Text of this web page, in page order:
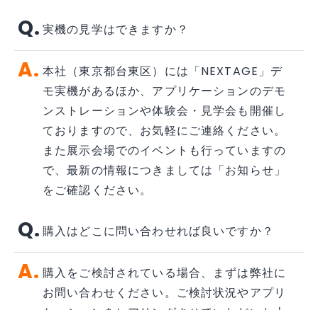
実機の見学はできますか？
本社（東京都台東区）には「NEXTAGE」デ
モ実機があるほか、アプリケーションのデモ
ンストレーションや体験会・見学会も開催し
ておりますので、お気軽にご連絡ください。
また展示会場でのイベントも行っていますの
で、最新の情報につきましては「お知らせ」
をご確認ください。
購入はどこに問い合わせれば良いですか？
購入をご検討されている場合、まずは弊社に
お問い合わせください。ご検討状況やアプリ